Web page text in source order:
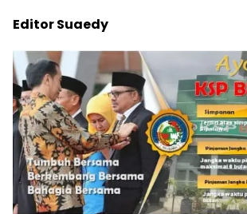
Editor Suaedy